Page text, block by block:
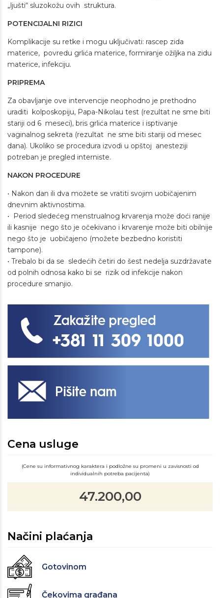
„ljušti“ sluzokožu ovih struktura.
POTENCIJALNI RIZICI
Komplikacije su retke i mogu uključivati: rascep zida
materice, povredu grlića materice, formiranje ožiljka na zidu
materice, infekciju.
PRIPREMA
Za obavljanje ove intervencije neophodno je prethodno
uraditi kolposkopiju, Papa-Nikolau test (rezultat ne sme biti
stariji od 6 meseci), bris grlića materice i isptivanje
vaginalnog sekreta (rezultat ne sme biti stariji od mesec
dana). Ukoliko se procedura izvodi u opštoj anesteziji
potreban je pregled interniste.
NAKON PROCEDURE
• Nakon dan ili dva možete se vratiti svojim uobičajenim
dnevnim aktivnostima.
• Period sledećeg menstrualnog krvarenja može doći ranije
ili kasnije nego što je očekivano i krvarenje može biti obilnije
nego što je uobičajeno (možete bezbedno koristiti
tampone).
• Trebalo bi da se sledećih četiri do šest nedelja suzdržavate
od polnih odnosa kako bi se rizik od infekcije nakon
procedure smanjio.
Cena usluge
(Cene su informativnog karaktera i podložne su promeni u zavisnosti od
individualnih potreba pacijenta)
47.200,00
Načini plaćanja
Gotovinom
Čekovima građana